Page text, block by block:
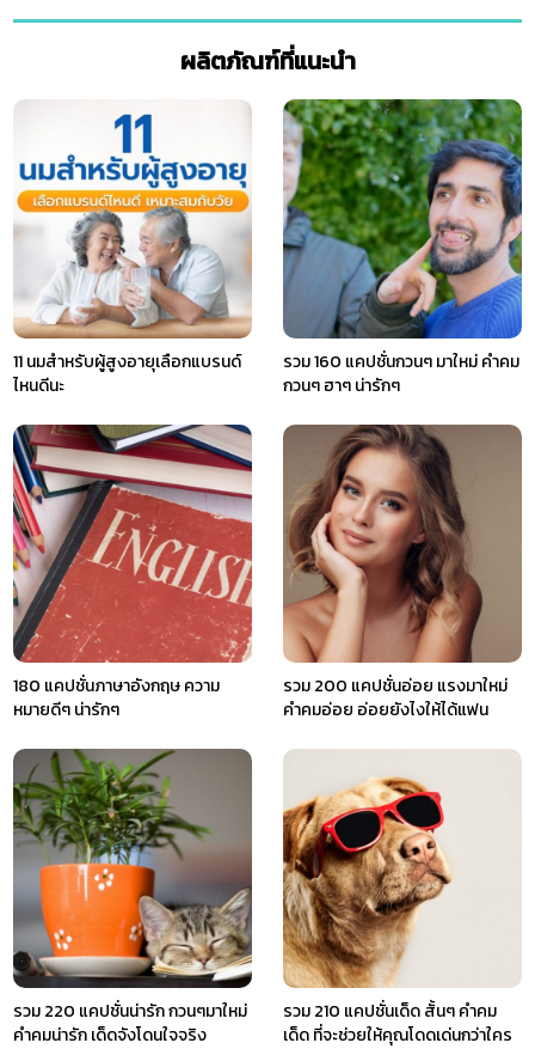
ผลิตภัณฑ์ที่แนะนำ
11 นมสำหรับผู้สูงอายุเลือกแบรนด์
ไหนดีนะ
รวม 160 แคปชั่นกวนๆ มาใหม่ คําคม
กวนๆ ฮาๆ น่ารักๆ
180 แคปชั่นภาษาอังกฤษ ความ
หมายดีๆ น่ารักๆ
รวม 200 แคปชั่นอ่อย แรงมาใหม่
คำคมอ่อย อ่อยยังไงให้ได้แฟน
รวม 220 แคปชั่นน่ารัก กวนๆมาใหม่
คำคมน่ารัก เด็ดจังโดนใจจริง
รวม 210 แคปชั่นเด็ด สั้นๆ คำคม
เด็ด ที่จะช่วยให้คุณโดดเด่นกว่าใคร